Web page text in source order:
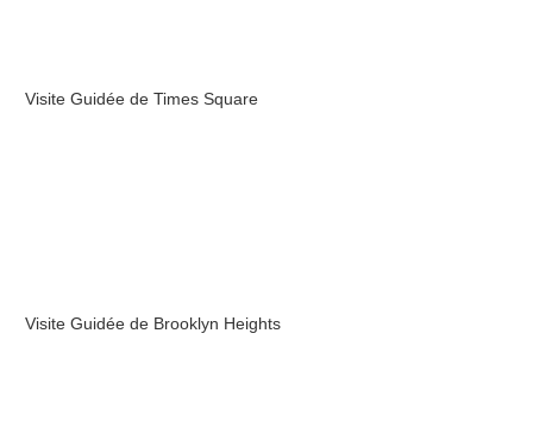
Visite Guidée de Times Square
Visite Guidée de Brooklyn Heights